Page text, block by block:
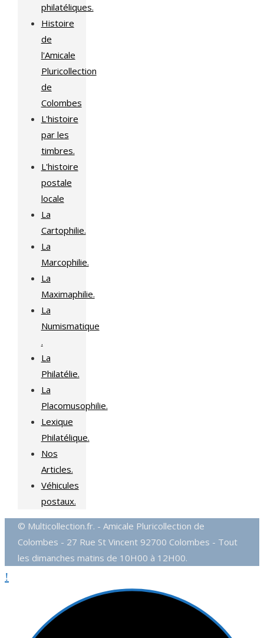
philatéliques.
Histoire
de
l'Amicale
Pluricollection
de
Colombes
L'histoire
par les
timbres.
L'histoire
postale
locale
La
Cartophilie.
La
Marcophilie.
La
Maximaphilie.
La
Numismatique
.
La
Philatélie.
La
Placomusophilie.
Lexique
Philatélique.
Nos
Articles.
Véhicules
postaux.
© Multicollection.fr. - Amicale Pluricollection de
Colombes - 27 Rue St Vincent 92700 Colombes - Tout
les dimanches matins de 10H00 à 12H00.